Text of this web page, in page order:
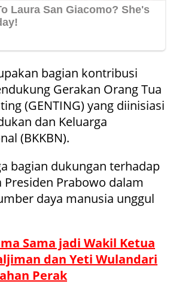
bagian kontribusi
Gerakan Orang Tua
(GENTING) yang diinisiasi
dan Keluarga
(BKKBN).
bagian dukungan terhadap
Presiden Prabowo dalam
daya manusia unggul
Sama jadi Wakil Ketua
dan Yeti Wulandari
Perak